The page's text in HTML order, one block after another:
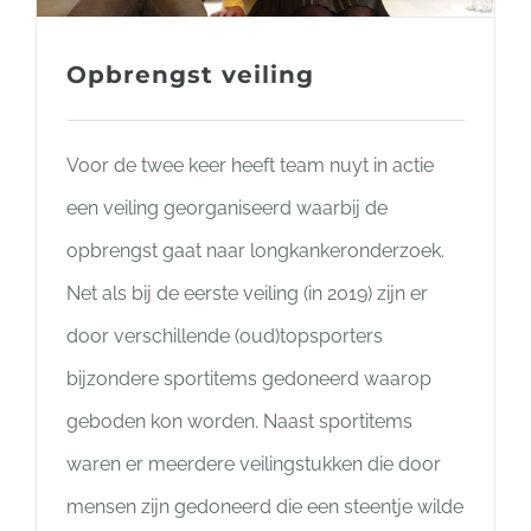
Opbrengst veiling
Voor de twee keer heeft team nuyt in actie
een veiling georganiseerd waarbij de
opbrengst gaat naar longkankeronderzoek.
Net als bij de eerste veiling (in 2019) zijn er
door verschillende (oud)topsporters
bijzondere sportitems gedoneerd waarop
geboden kon worden. Naast sportitems
waren er meerdere veilingstukken die door
mensen zijn gedoneerd die een steentje wilde